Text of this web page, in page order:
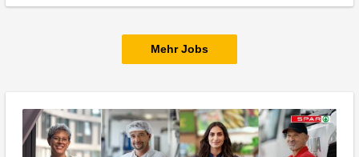
Mehr Jobs